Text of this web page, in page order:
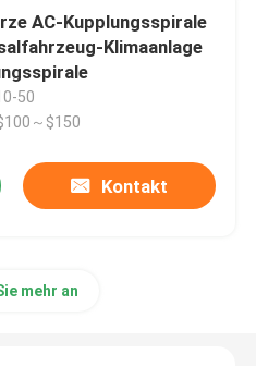
AC-Kupplungsspirale
Klimaanlage
50
～$150
Kontakt
mehr an